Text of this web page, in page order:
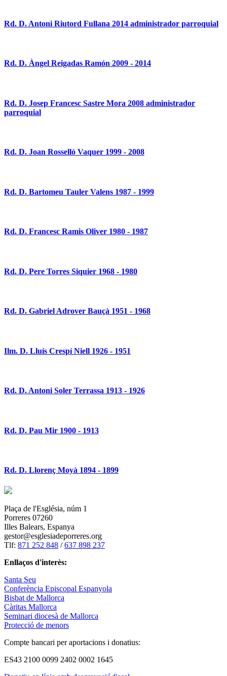
Rd. D. Antoni Riutord Fullana 2014 administrador parroquial
Rd. D. Àngel Reigadas Ramón 2009 - 2014
Rd. D. Josep Francesc Sastre Mora 2008 administrador
parroquial
Rd. D. Joan Rosselló Vaquer 1999 - 2008
Rd. D. Bartomeu Tauler Valens 1987 - 1999
Rd. D. Francesc Ramis Oliver 1980 - 1987
Rd. D. Pere Torres Siquier 1968 - 1980
Rd. D. Gabriel Adrover Bauçà 1951 - 1968
Ilm. D. Lluís Crespí Niell 1926 - 1951
Rd. D. Antoni Soler Terrassa 1913 - 1926
Rd. D. Pau Mir 1900 - 1913
Rd. D. Llorenç Moyà 1894 - 1899
Plaça de l'Església, núm 1
Porreres 07260
Illes Balears, Espanya
gestor@esglesiadeporreres.org
Tlf: 871 252 848 /637 898 237
Enllaços d'interès:
Santa Seu
Conferència Episcopal Espanyola
Bisbat de Mallorca
Càritas Mallorca
Seminari diocesà de Mallorca
Protecció de menors
Compte bancari per aportacions i donatius:
ES43 2100 0099 2402 0002 1645